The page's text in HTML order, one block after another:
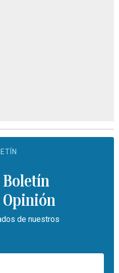
Boletín
Opinión
de nuestros